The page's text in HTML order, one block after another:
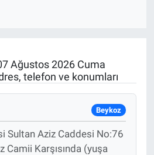
Ağustos 2026 Cuma
telefon ve konumları
Beykoz
Sultan Aziz Caddesi No:76
Karşısında (yuşa